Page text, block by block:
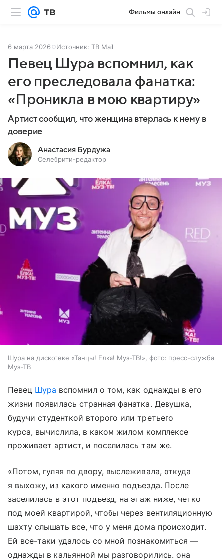
Фильмы онлайн
6 марта 2026 Источник: ТВ Mail
Певец Шура вспомнил, как
его преследовала фанатка:
«Проникла в мою квартиру»
Артист сообщил, что женщина втерлась к нему в
доверие
Анастасия Бурдужа
Селебрити-редактор
Шура на дискотеке «Танцы! Елка! Муз-ТВ!», фото: пресс-служба
Муз-ТВ
Певец Шура вспомнил о том, как однажды в его
жизни появилась странная фанатка. Девушка,
будучи студенткой второго или третьего
курса, вычислила, в каком жилом комплексе
проживает артист, и поселилась там же.
«Потом, гуляя по двору, выслеживала, откуда
я выхожу, из какого именно подъезда. После
заселилась в этот подъезд, на этаж ниже, четко
под моей квартирой, чтобы через вентиляционную
шахту слышать все, что у меня дома происходит.
Ей все-таки удалось со мной познакомиться —
однажды в кальянной мы разговорились. она